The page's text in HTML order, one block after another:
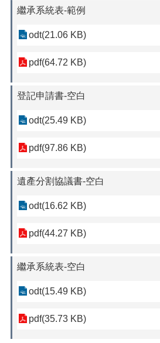
繼承系統表-範例
odt(21.06 KB)
pdf(64.72 KB)
登記申請書-空白
odt(25.49 KB)
pdf(97.86 KB)
遺產分割協議書-空白
odt(16.62 KB)
pdf(44.27 KB)
繼承系統表-空白
odt(15.49 KB)
pdf(35.73 KB)